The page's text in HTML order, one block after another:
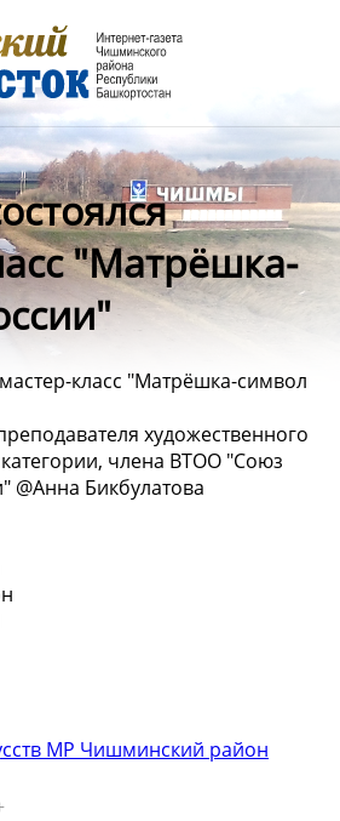
"Матрёшка-
класс "Матрёшка-символ
художественного
члена ВТОО "Союз
@Анна Бикбулатова
МР Чишминский район